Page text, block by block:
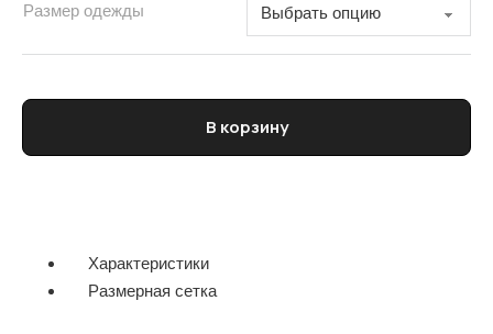
Размер одежды
Количество товара Водолазка мужская CORNELIANI
В корзину
Характеристики
Размерная сетка